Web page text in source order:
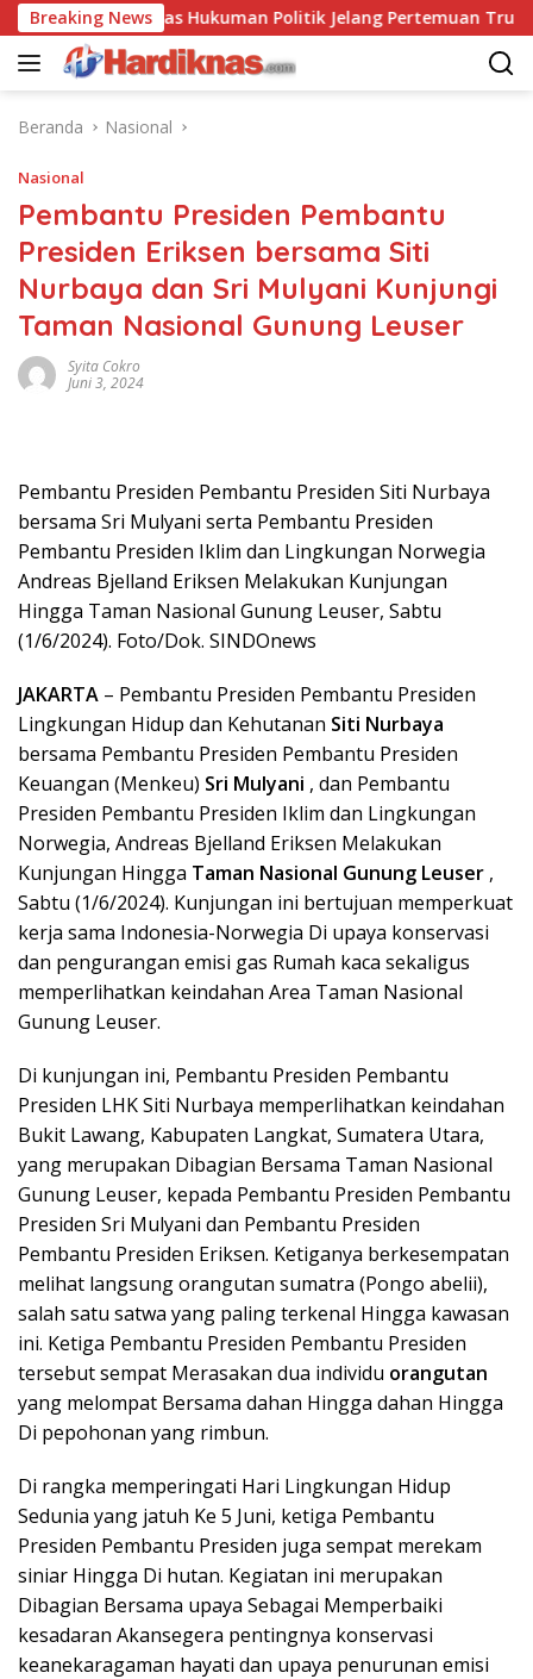
Langsung
ke
konten
Breaking News
Saling Balas Hukuman Politik Jelang Pertemuan Trump dan Xi
Beranda Nasional
Nasional
Pembantu Presiden Pembantu
Presiden Eriksen bersama Siti
Nurbaya dan Sri Mulyani Kunjungi
Taman Nasional Gunung Leuser
Syita Cokro
Juni 3, 2024
Pembantu Presiden Pembantu Presiden Siti Nurbaya
bersama Sri Mulyani serta Pembantu Presiden
Pembantu Presiden Iklim dan Lingkungan Norwegia
Andreas Bjelland Eriksen Melakukan Kunjungan
Hingga Taman Nasional Gunung Leuser, Sabtu
(1/6/2024). Foto/Dok. SINDOnews
JAKARTA – Pembantu Presiden Pembantu Presiden
Lingkungan Hidup dan Kehutanan Siti Nurbaya
bersama Pembantu Presiden Pembantu Presiden
Keuangan (Menkeu) Sri Mulyani , dan Pembantu
Presiden Pembantu Presiden Iklim dan Lingkungan
Norwegia, Andreas Bjelland Eriksen Melakukan
Kunjungan Hingga Taman Nasional Gunung Leuser ,
Sabtu (1/6/2024). Kunjungan ini bertujuan memperkuat
kerja sama Indonesia-Norwegia Di upaya konservasi
dan pengurangan emisi gas Rumah kaca sekaligus
memperlihatkan keindahan Area Taman Nasional
Gunung Leuser.
Di kunjungan ini, Pembantu Presiden Pembantu
Presiden LHK Siti Nurbaya memperlihatkan keindahan
Bukit Lawang, Kabupaten Langkat, Sumatera Utara,
yang merupakan Dibagian Bersama Taman Nasional
Gunung Leuser, kepada Pembantu Presiden Pembantu
Presiden Sri Mulyani dan Pembantu Presiden
Pembantu Presiden Eriksen. Ketiganya berkesempatan
melihat langsung orangutan sumatra (Pongo abelii),
salah satu satwa yang paling terkenal Hingga kawasan
ini. Ketiga Pembantu Presiden Pembantu Presiden
tersebut sempat Merasakan dua individu orangutan
yang melompat Bersama dahan Hingga dahan Hingga
Di pepohonan yang rimbun.
Di rangka memperingati Hari Lingkungan Hidup
Sedunia yang jatuh Ke 5 Juni, ketiga Pembantu
Presiden Pembantu Presiden juga sempat merekam
siniar Hingga Di hutan. Kegiatan ini merupakan
Dibagian Bersama upaya Sebagai Memperbaiki
kesadaran Akansegera pentingnya konservasi
keanekaragaman hayati dan upaya penurunan emisi